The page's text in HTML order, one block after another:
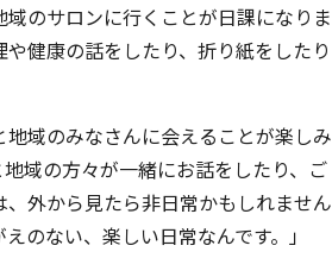
のサロンに行くことが日課になりま
健康の話をしたり、折り紙をしたり
地域のみなさんに会えることが楽しみ
域の方々が一緒にお話をしたり、ご
外から見たら非日常かもしれません
のない、楽しい日常なんです。」